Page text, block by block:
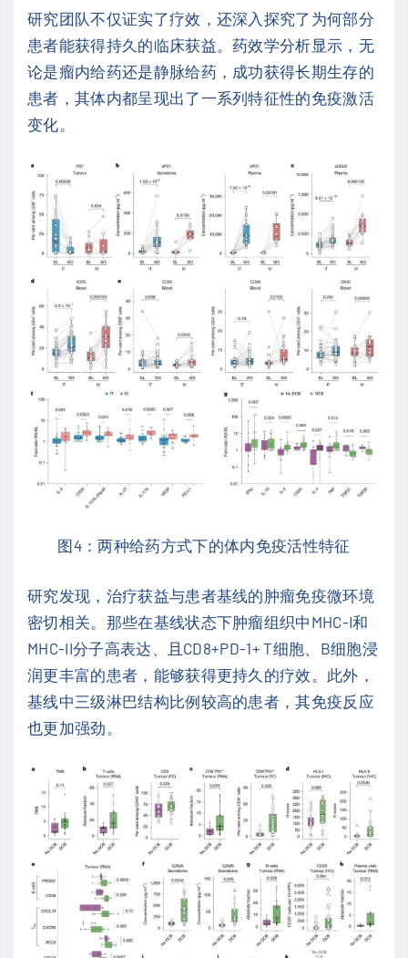
研究团队不仅证实了疗效，还深入探究了为何部分
患者能获得持久的临床获益。药效学分析显示，无
论是瘤内给药还是静脉给药，成功获得长期生存的
患者，其体内都呈现出了一系列特征性的免疫激活
变化。
图4：两种给药方式下的体内免疫活性特征
研究发现，治疗获益与患者基线的肿瘤免疫微环境
密切相关。那些在基线状态下肿瘤组织中MHC-I和
MHC-II分子高表达、且CD8+PD-1+ T细胞、B细胞浸
润更丰富的患者，能够获得更持久的疗效。此外，
基线中三级淋巴结构比例较高的患者，其免疫反应
也更加强劲。